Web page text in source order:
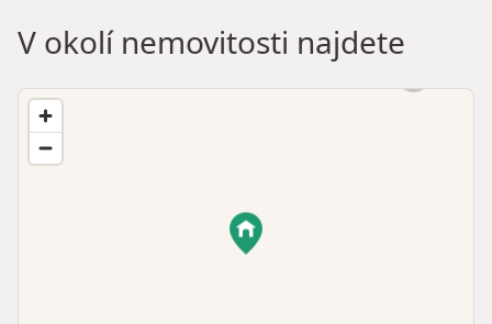
V okolí nemovitosti najdete